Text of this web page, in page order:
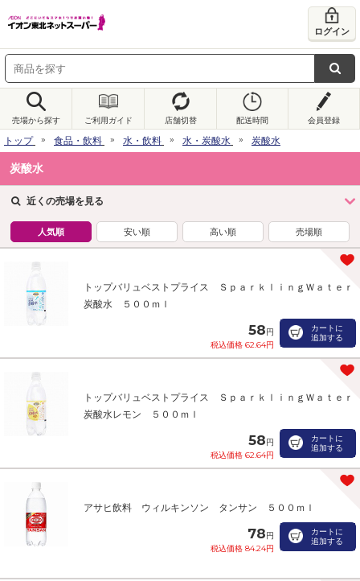
ログイン
売場から探す ご利用ガイド 店舗切替 配送時間 会員登録
トップ 食品・飲料 水・飲料 水・炭酸水 炭酸水
炭酸水
近くの売場を見る
人気順 安い順 高い順 売場順
トップバリュベストプライス ＳｐａｒｋｌｉｎｇＷａｔｅｒ
炭酸水 ５００ｍｌ
58円
税込価格 62.64円
カートに
追加する
トップバリュベストプライス ＳｐａｒｋｌｉｎｇＷａｔｅｒ
炭酸水レモン ５００ｍｌ
58円
税込価格 62.64円
カートに
追加する
アサヒ飲料 ウィルキンソン タンサン ５００ｍｌ
78円
税込価格 84.24円
カートに
追加する